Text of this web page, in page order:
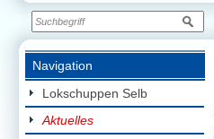
Navigation
Lokschuppen Selb
Aktuelles